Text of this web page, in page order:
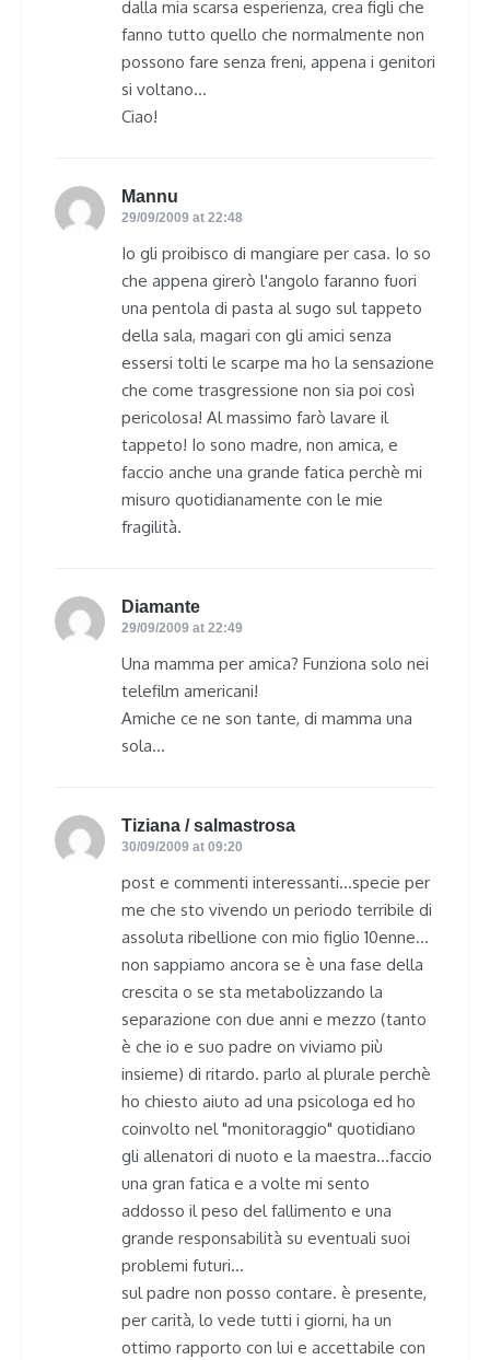
dalla mia scarsa esperienza, crea figli che
fanno tutto quello che normalmente non
possono fare senza freni, appena i genitori
si voltano…
Ciao!
Mannu
29/09/2009 at 22:48
Io gli proibisco di mangiare per casa. Io so
che appena girerò l'angolo faranno fuori
una pentola di pasta al sugo sul tappeto
della sala, magari con gli amici senza
essersi tolti le scarpe ma ho la sensazione
che come trasgressione non sia poi così
pericolosa! Al massimo farò lavare il
tappeto! Io sono madre, non amica, e
faccio anche una grande fatica perchè mi
misuro quotidianamente con le mie
fragilità.
Diamante
29/09/2009 at 22:49
Una mamma per amica? Funziona solo nei
telefilm americani!
Amiche ce ne son tante, di mamma una
sola…
Tiziana / salmastrosa
30/09/2009 at 09:20
post e commenti interessanti…specie per
me che sto vivendo un periodo terribile di
assoluta ribellione con mio figlio 10enne…
non sappiamo ancora se è una fase della
crescita o se sta metabolizzando la
separazione con due anni e mezzo (tanto
è che io e suo padre on viviamo più
insieme) di ritardo. parlo al plurale perchè
ho chiesto aiuto ad una psicologa ed ho
coinvolto nel "monitoraggio" quotidiano
gli allenatori di nuoto e la maestra…faccio
una gran fatica e a volte mi sento
addosso il peso del fallimento e una
grande responsabilità su eventuali suoi
problemi futuri…
sul padre non posso contare. è presente,
per carità, lo vede tutti i giorni, ha un
ottimo rapporto con lui e accettabile con